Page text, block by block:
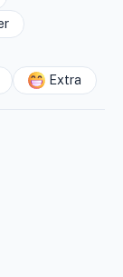
Extra